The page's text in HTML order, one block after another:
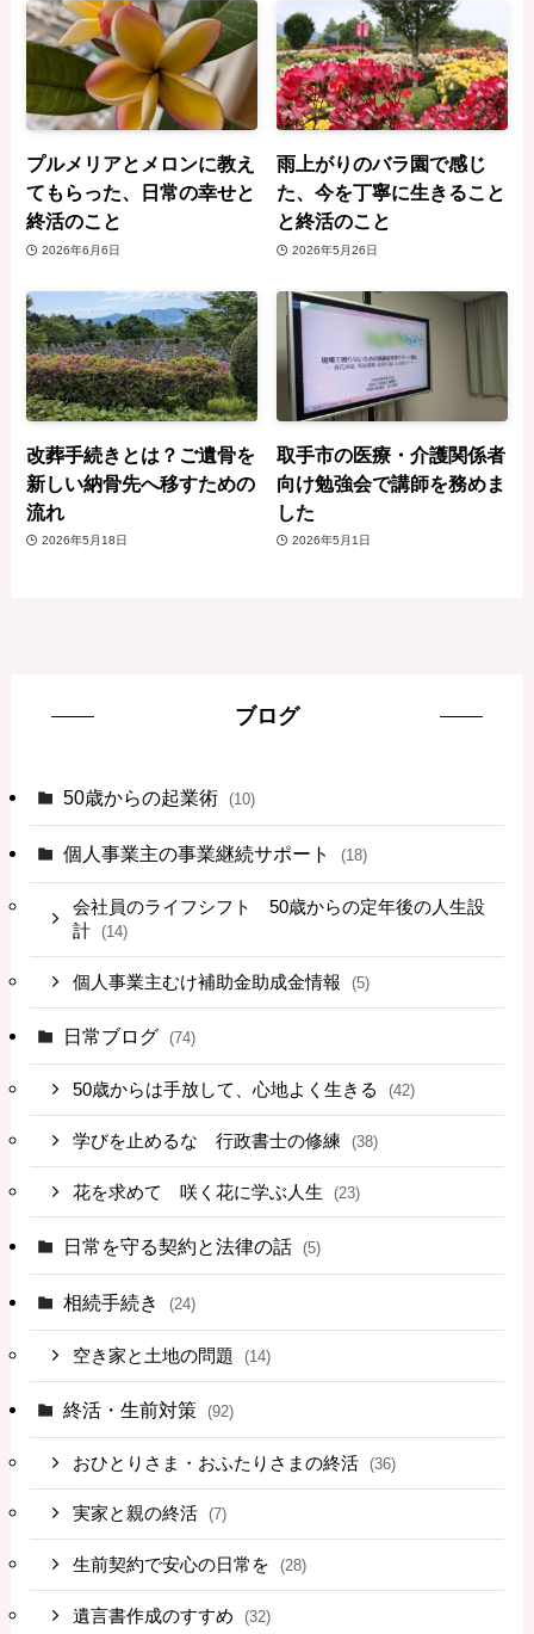
プルメリアとメロンに教え
てもらった、日常の幸せと
終活のこと
2026年6月6日
雨上がりのバラ園で感じ
た、今を丁寧に生きること
と終活のこと
2026年5月26日
改葬手続きとは？ご遺骨を
新しい納骨先へ移すための
流れ
2026年5月18日
取手市の医療・介護関係者
向け勉強会で講師を務めま
した
2026年5月1日
ブログ
50歳からの起業術 (10)
個人事業主の事業継続サポート (18)
会社員のライフシフト 50歳からの定年後の人生設
計
(14)
個人事業主むけ補助金助成金情報 (5)
日常ブログ (74)
50歳からは手放して、心地よく生きる (42)
学びを止めるな 行政書士の修練 (38)
花を求めて 咲く花に学ぶ人生 (23)
日常を守る契約と法律の話 (5)
相続手続き (24)
空き家と土地の問題 (14)
終活・生前対策 (92)
おひとりさま・おふたりさまの終活 (36)
実家と親の終活 (7)
生前契約で安心の日常を (28)
遺言書作成のすすめ (32)